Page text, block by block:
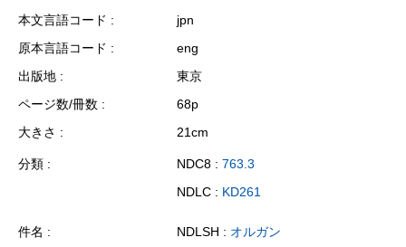
本文言語コード
jpn
原本言語コード
eng
出版地
東京
ページ数/冊数
68p
大きさ
21cm
分類 NDC8 : 763.3
NDLC : KD261
件名 NDLSH : オルガン